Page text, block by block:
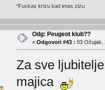
*Fuckas krizu kad imas zizu
Odg: Peugeot klub??
« Odgovori #43 : 03 Ožujak,
Za sve
majica